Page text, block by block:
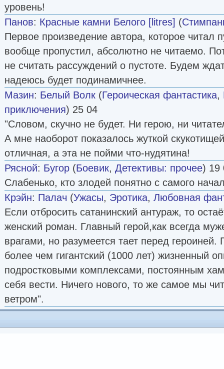
уровень!
Панов: Красные камни Белого [litres] (
Первое произведение автора, которое читал
вообще пропустил, абсолютно не читаемо.
не считать рассуждений о пустоте. Будем
надеюсь будет подинамичнее.
Мазин: Белый Волк (Героическая фантастика,
приключения) 25 04
"Словом, скучно не будет. Ни герою, ни
А мне наоборот показалось жуткой
отличная, а эта не пойми что-нудятина!
Рясной: Бугор (Боевик, Детективы: прочее) 19
Слабенько, кто злодей понятно с самого
Крэйн: Палач (Ужасы, Эротика, Любовная
Если отбросить сатанинский антураж, то
женский роман. Главный герой,как всегда
врагами, но разумеется тает перед героиней.
более чем гигантский (1000 лет) жизненный
подростковыми комплексами, постоянным
себя вести. Ничего нового, то же самое мы
ветром".